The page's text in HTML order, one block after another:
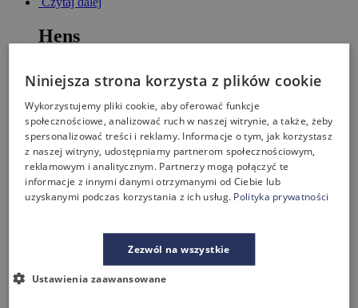
Hens
Kyos – model konferencyjny
Czytaj dalej
Loria
Czytaj dalej
Niniejsza strona korzysta z plików cookie
Wykorzystujemy pliki cookie, aby oferować funkcje
społecznościowe, analizować ruch w naszej witrynie, a także, żeby
spersonalizować treści i reklamy. Informacje o tym, jak korzystasz
z naszej witryny, udostępniamy partnerom społecznościowym,
reklamowym i analitycznym. Partnerzy mogą połączyć te
informacje z innymi danymi otrzymanymi od Ciebie lub
uzyskanymi podczas korzystania z ich usług. Polityka prywatności
Zezwól na wszystkie
Ustawienia zaawansowane